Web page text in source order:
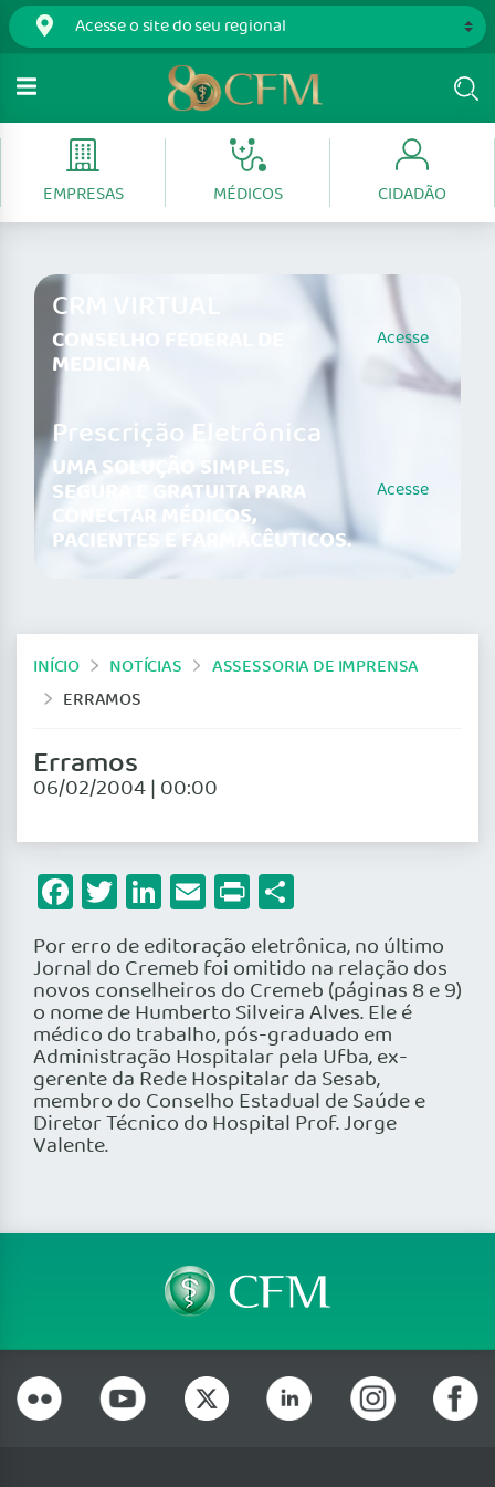
EMPRESAS MÉDICOS CIDADÃO
CRM VIRTUAL
CONSELHO FEDERAL DE
MEDICINA
Acesse
Prescrição Eletrônica
UMA SOLUÇÃO SIMPLES,
SEGURA E GRATUITA PARA
CONECTAR MÉDICOS,
PACIENTES E FARMACÊUTICOS.
Acesse
INÍCIO NOTÍCIAS
ASSESSORIA DE IMPRENSA
ERRAMOS
Erramos
06/02/2004 | 00:00
Facebook
Twitter
LinkedIn
Email
Print
Por erro de editoração eletrônica, no último
Jornal do Cremeb foi omitido na relação dos
novos conselheiros do Cremeb (páginas 8 e 9)
o nome de Humberto Silveira Alves. Ele é
médico do trabalho, pós-graduado em
Administração Hospitalar pela Ufba, ex-
gerente da Rede Hospitalar da Sesab,
membro do Conselho Estadual de Saúde e
Diretor Técnico do Hospital Prof. Jorge
Valente.